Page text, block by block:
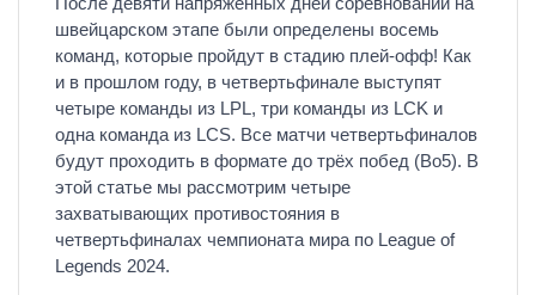
швейцарском этапе были определены восемь
команд, которые пройдут в стадию плей-офф! Как
и в прошлом году, в четвертьфинале выступят
четыре команды из LPL, три команды из LCK и
одна команда из LCS. Все матчи четвертьфиналов
будут проходить в формате до трёх побед (Bo5). В
этой статье мы рассмотрим четыре
захватывающих противостояния в
четвертьфиналах чемпионата мира по League of
Legends 2024.